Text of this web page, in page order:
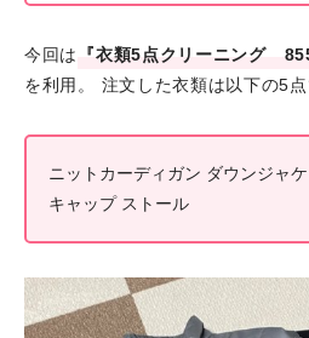
今回は 『衣類5点クリーニング
を利用。 注文した衣類は以下の5点
ニットカーディガン ダウンジャ
キャップ ストール